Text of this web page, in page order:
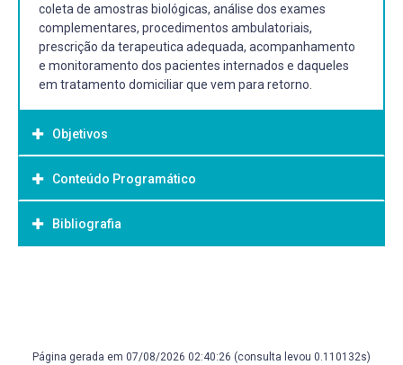
coleta de amostras biológicas, análise dos exames
complementares, procedimentos ambulatoriais,
prescrição da terapeutica adequada, acompanhamento
e monitoramento dos pacientes internados e daqueles
em tratamento domiciliar que vem para retorno.
Objetivos
Objetivo Geral:
Capacitar o Médico veterinário no atendimento em clínica
médica de animais de companhia.
Conteúdo Programático
Bibliografia
doenças e do cão e do gato. 5. ed. Rio de Janeiro:
Página gerada em 07/08/2026 02:40:26 (consulta levou 0.110132s)